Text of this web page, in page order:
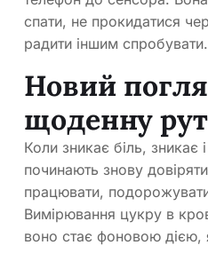
спати, не прокидатися
радити іншим спробувати.
Новий
щоденну
Коли зникає біль, зникає
починають знову
працювати,
Вимірювання цукру в
воно стає фоновою дією,